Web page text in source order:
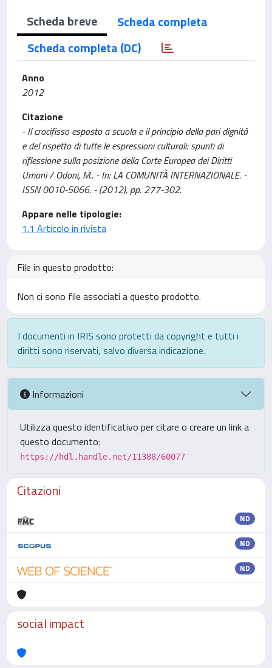
Scheda breve
Scheda completa
Scheda completa (DC)
Anno
2012
Citazione
- Il crocifisso esposto a scuola e il principio della pari dignità
e del rispetto di tutte le espressioni culturali: spunti di
riflessione sulla posizione della Corte Europea dei Diritti
Umani / Odoni, M.. - In: LA COMUNITÀ INTERNAZIONALE. -
ISSN 0010-5066. - (2012), pp. 277-302.
Appare nelle tipologie:
1.1 Articolo in rivista
File in questo prodotto:
Non ci sono file associati a questo prodotto.
I documenti in IRIS sono protetti da copyright e tutti i
diritti sono riservati, salvo diversa indicazione.
Informazioni
Utilizza questo identificativo per citare o creare un link a
questo documento:
https://hdl.handle.net/11388/60077
Citazioni
ND
ND
ND
social impact